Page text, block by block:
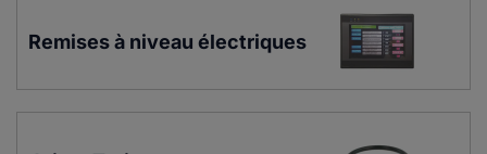
Remises à niveau électriques